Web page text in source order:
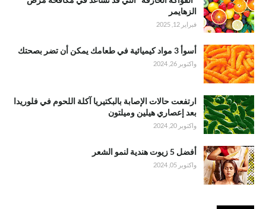
الزهايمر
فبراير 12, 2025
أسوأ 3 مواد كيميائية في طعامك يمكن أن تضر بصحتك
واكتوبر 26, 2024
ارتفعت حالات الإصابة بالبكتيريا آكلة اللحوم في فلوريدا
بعد إعصاري هيلين وميلتون
واكتوبر 20, 2024
أفضل 5 زيوت هندية لنمو الشعر
واكتوبر 05, 2024